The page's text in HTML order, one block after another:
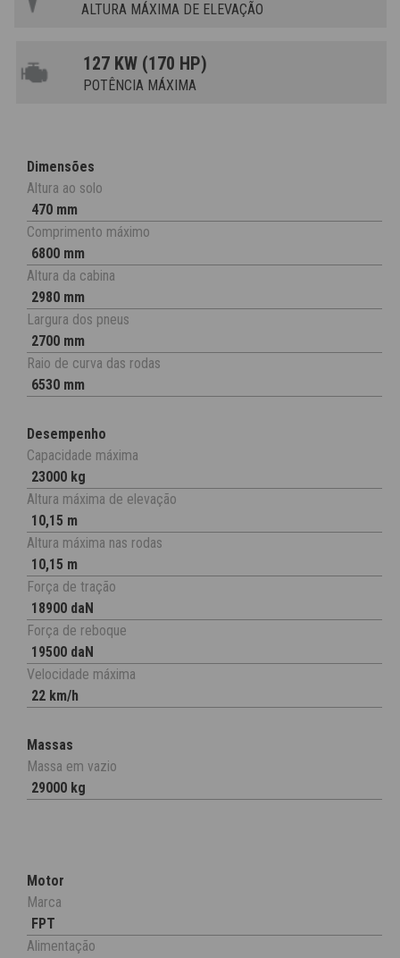
ALTURA MÁXIMA DE ELEVAÇÃO
127 KW (170 HP)
POTÊNCIA MÁXIMA
Dimensões
Altura ao solo
470 mm
Comprimento máximo
6800 mm
Altura da cabina
2980 mm
Largura dos pneus
2700 mm
Raio de curva das rodas
6530 mm
Desempenho
Capacidade máxima
23000 kg
Altura máxima de elevação
10,15 m
Altura máxima nas rodas
10,15 m
Força de tração
18900 daN
Força de reboque
19500 daN
Velocidade máxima
22 km/h
Massas
Massa em vazio
29000 kg
Motor
Marca
FPT
Alimentação